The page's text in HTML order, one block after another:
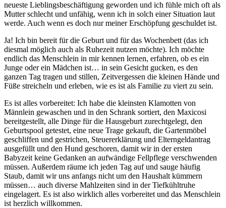
neueste Lieblingsbeschäftigung geworden und ich fühle mich oft als
Mutter schlecht und unfähig, wenn ich in solch einer Situation laut
werde. Auch wenn es doch nur meiner Erschöpfung geschuldet ist.
Ja! Ich bin bereit für die Geburt und für das Wochenbett (das ich
diesmal möglich auch als Ruhezeit nutzen möchte). Ich möchte
endlich das Menschlein in mir kennen lernen, erfahren, ob es ein
Junge oder ein Mädchen ist… in sein Gesicht gucken, es den
ganzen Tag tragen und stillen, Zeitvergessen die kleinen Hände und
Füße streicheln und erleben, wie es ist als Familie zu viert zu sein.
Es ist alles vorbereitet: Ich habe die kleinsten Klamotten von
Männlein gewaschen und in den Schrank sortiert, den Maxicosi
bereitgestellt, alle Dinge für die Hausgeburt zurechtgelegt, den
Geburtspool getestet, eine neue Trage gekauft, die Gartenmöbel
geschliffen und gestrichen, Steuererklärung und Elterngeldantrag
ausgefüllt und den Hund geschoren, damit wir in der ersten
Babyzeit keine Gedanken an aufwändige Fellpflege verschwenden
müssen. Außerdem räume ich jeden Tag auf und sauge häufig
Staub, damit wir uns anfangs nicht um den Haushalt kümmern
müssen… auch diverse Mahlzeiten sind in der Tiefkühltruhe
eingelagert. Es ist also wirklich alles vorbereitet und das Menschlein
ist herzlich willkommen.